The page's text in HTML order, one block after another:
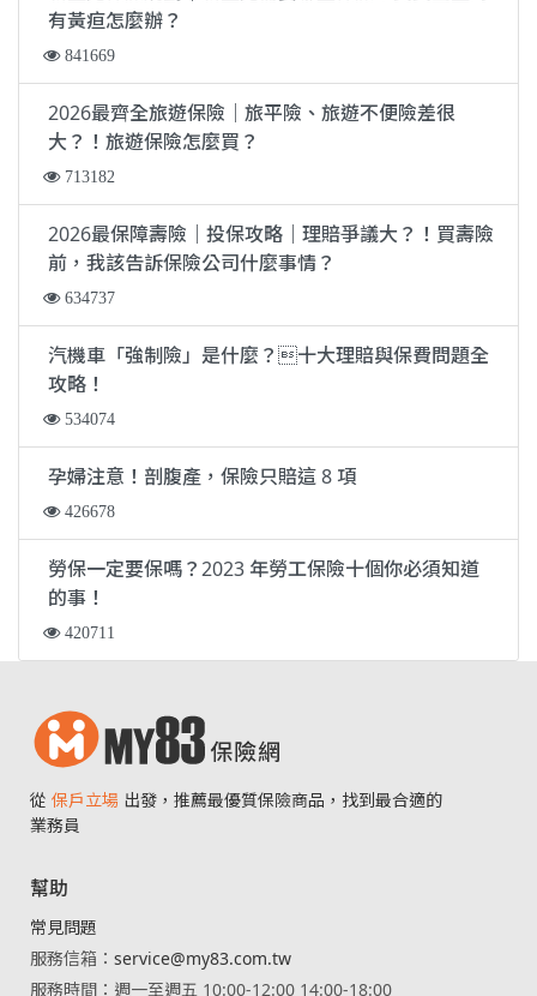
有黃疸怎麼辦？
841669
2026最齊全旅遊保險｜旅平險、旅遊不便險差很
大？！旅遊保險怎麼買？
713182
2026最保障壽險｜投保攻略｜理賠爭議大？！買壽險
前，我該告訴保險公司什麼事情？
634737
汽機車「強制險」是什麼？十大理賠與保費問題全
攻略！
534074
孕婦注意！剖腹產，保險只賠這 8 項
426678
勞保一定要保嗎？2023 年勞工保險十個你必須知道
的事！
420711
從 保戶立場 出發，推薦最優質保險商品，找到最合適的
業務員
幫助
常見問題
服務信箱： service@my83.com.tw
服務時間：週一至週五 10:00-12:00 14:00-18:00